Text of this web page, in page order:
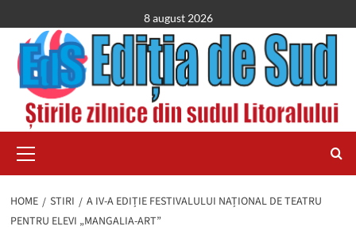
to
content
8 august 2026
Menu
HOME STIRI
A IV-A EDIȚIE FESTIVALULUI NAȚIONAL DE TEATRU
PENTRU ELEVI „MANGALIA-ART”